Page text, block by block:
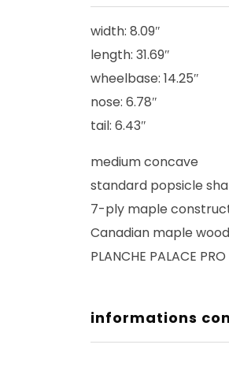
width: 8.09″
length: 31.69″
wheelbase: 14.25″
nose: 6.78″
tail: 6.43″
medium concave
standard popsicle
7-ply maple
Canadian maple
PLANCHE PALACE
informations